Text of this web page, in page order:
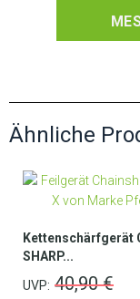
Ähnliche
Kettenschärfgerät
SHARP...
UVP: 40,90€